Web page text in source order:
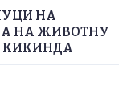
НА
НА ЖИВОТНУ
КИКИНДА